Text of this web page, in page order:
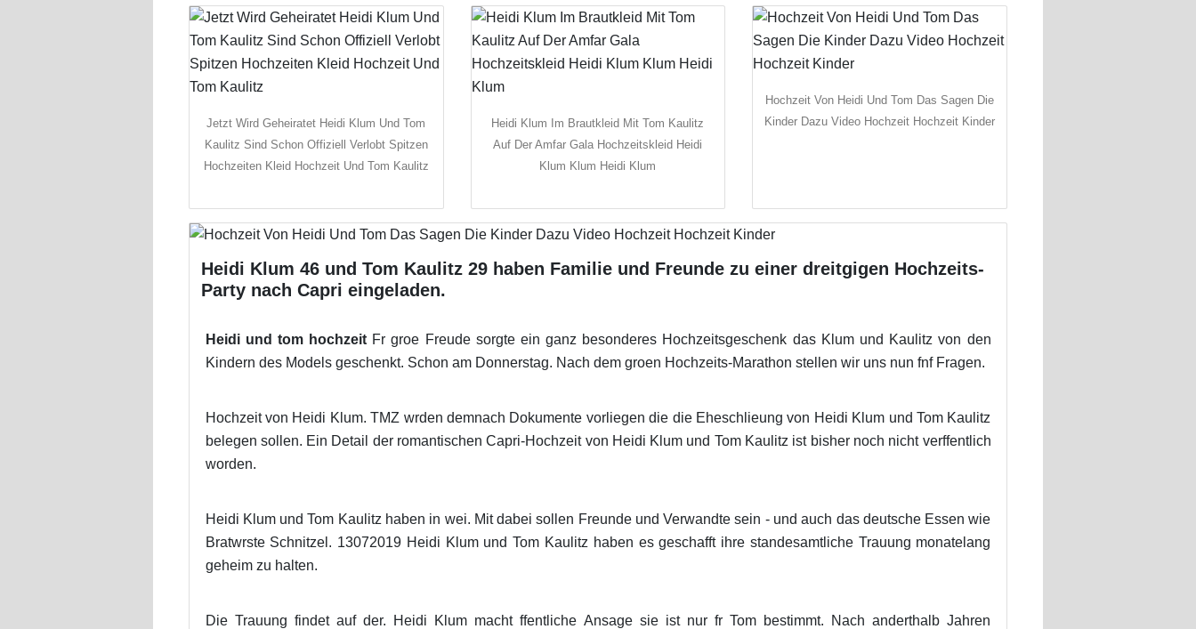
Jetzt Wird Geheiratet Heidi Klum Und Tom
Kaulitz Sind Schon Offiziell Verlobt Spitzen
Hochzeiten Kleid Hochzeit Und Tom Kaulitz
Heidi Klum Im Brautkleid Mit Tom Kaulitz
Auf Der Amfar Gala Hochzeitskleid Heidi
Klum Klum Heidi Klum
Hochzeit Von Heidi Und Tom Das Sagen Die
Kinder Dazu Video Hochzeit Hochzeit Kinder
Heidi Klum 46 und Tom Kaulitz 29 haben Familie und Freunde zu einer dreitgigen Hochzeits-
Party nach Capri eingeladen.
Heidi und tom hochzeit Fr groe Freude sorgte ein ganz besonderes Hochzeitsgeschenk das Klum und Kaulitz von den
Kindern des Models geschenkt. Schon am Donnerstag. Nach dem groen Hochzeits-Marathon stellen wir uns nun fnf Fragen.
Hochzeit von Heidi Klum. TMZ wrden demnach Dokumente vorliegen die die Eheschlieung von Heidi Klum und Tom Kaulitz
belegen sollen. Ein Detail der romantischen Capri-Hochzeit von Heidi Klum und Tom Kaulitz ist bisher noch nicht verffentlich
worden.
Heidi Klum und Tom Kaulitz haben in wei. Mit dabei sollen Freunde und Verwandte sein - und auch das deutsche Essen wie
Bratwrste Schnitzel. 13072019 Heidi Klum und Tom Kaulitz haben es geschafft ihre standesamtliche Trauung monatelang
geheim zu halten.
Die Trauung findet auf der. Heidi Klum macht ffentliche Ansage sie ist nur fr Tom bestimmt. Nach anderthalb Jahren